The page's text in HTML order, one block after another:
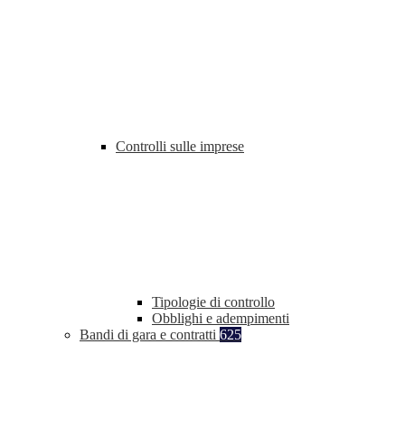
Controlli sulle imprese
Tipologie di controllo
Obblighi e adempimenti
Bandi di gara e contratti 625